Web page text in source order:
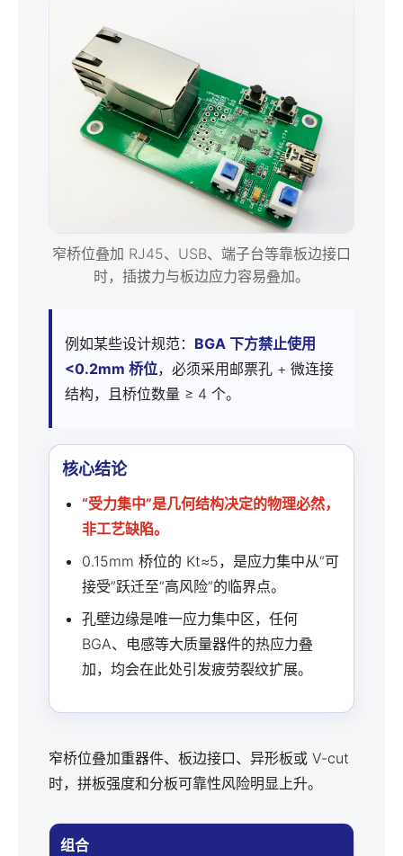
窄桥位叠加 RJ45、USB、端子台等靠板边接口
时，插拔力与板边应力容易叠加。
例如某些设计规范： BGA 下方禁止使用
<0.2mm 桥位，必须采用邮票孔 + 微连接
结构，且桥位数量 ≥ 4 个。
核心结论
“受力集中”是几何结构决定的物理必然，
非工艺缺陷。
0.15mm 桥位的 Kt≈5，是应力集中从“可
接受”跃迁至“高风险”的临界点。
孔壁边缘是唯一应力集中区，任何
BGA、电感等大质量器件的热应力叠
加，均会在此处引发疲劳裂纹扩展。
窄桥位叠加重器件、板边接口、异形板或 V-cut
时，拼板强度和分板可靠性风险明显上升。
组合